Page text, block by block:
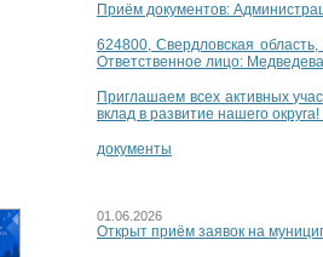
Приём документов:
624800, Свердловская
Ответственное лицо:
Приглашаем всех активных
вклад в развитие нашего округа!
документы
01.06.2026
Открыт приём заявок на